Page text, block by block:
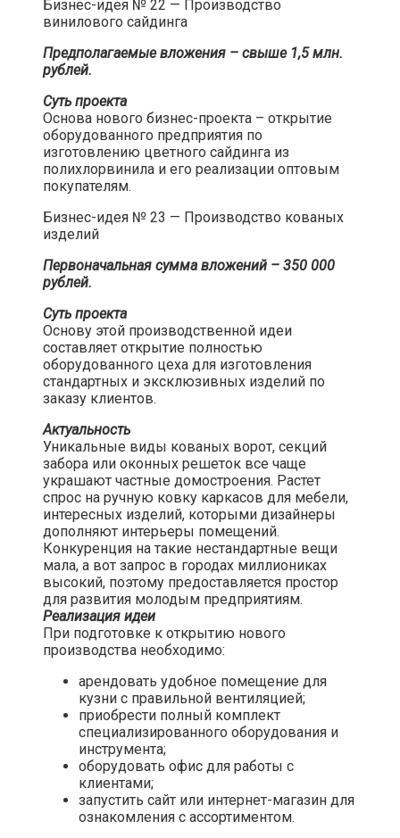
Бизнес-идея № 22 — Производство
винилового сайдинга​
Предполагаемые вложения – свыше 1,5 млн.
рублей.
Суть проекта
Основа нового бизнес-проекта – открытие
оборудованного предприятия по
изготовлению цветного сайдинга из
полихлорвинила и его реализации оптовым
покупателям.​
Бизнес-идея № 23 — Производство кованых
изделий​
Первоначальная сумма вложений – 350 000
рублей.
Суть проекта
Основу этой производственной идеи
составляет открытие полностью
оборудованного цеха для изготовления
стандартных и эксклюзивных изделий по
заказу клиентов.​
Актуальность
Уникальные виды кованых ворот, секций
забора или оконных решеток все чаще
украшают частные домостроения. Растет
спрос на ручную ковку каркасов для мебели,
интересных изделий, которыми дизайнеры
дополняют интерьеры помещений.
Конкуренция на такие нестандартные вещи
мала, а вот запрос в городах миллиониках
высокий, поэтому предоставляется простор
для развития молодым предприятиям.
Реализация идеи
При подготовке к открытию нового
производства необходимо:
арендовать удобное помещение для
кузни с правильной вентиляцией;
приобрести полный комплект
специализированного оборудования и
инструмента;
оборудовать офис для работы с
клиентами;
запустить сайт или интернет-магазин для
ознакомления с ассортиментом.